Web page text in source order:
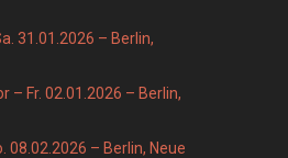
31.01.2026 – Berlin,
– Fr. 02.01.2026 – Berlin,
08.02.2026 – Berlin, Neue